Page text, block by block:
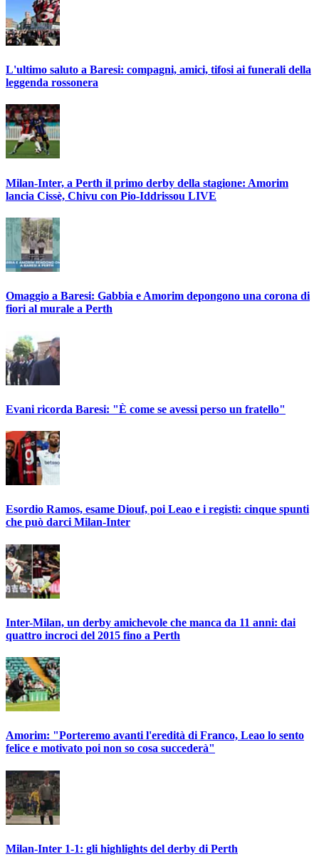
L'ultimo saluto a Baresi: compagni, amici, tifosi ai funerali della
leggenda rossonera
Milan-Inter, a Perth il primo derby della stagione: Amorim
lancia Cissè, Chivu con Pio-Iddrissou LIVE
Omaggio a Baresi: Gabbia e Amorim depongono una corona di
fiori al murale a Perth
Evani ricorda Baresi: "È come se avessi perso un fratello"
Esordio Ramos, esame Diouf, poi Leao e i registi: cinque spunti
che può darci Milan-Inter
Inter-Milan, un derby amichevole che manca da 11 anni: dai
quattro incroci del 2015 fino a Perth
Amorim: "Porteremo avanti l'eredità di Franco, Leao lo sento
felice e motivato poi non so cosa succederà"
Milan-Inter 1-1: gli highlights del derby di Perth